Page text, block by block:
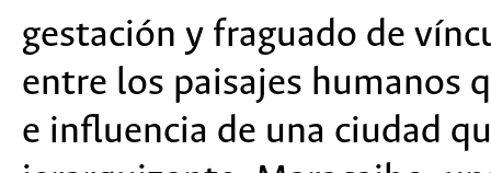
gestación y fraguado de
entre los paisajes humanos
e influencia de una ciudad